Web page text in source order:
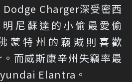
Dodge Charger深受密西
尼蘇達的小偷最愛偷
蒙特州的竊賊則喜歡
而威斯康辛州失竊率最
Elantra。